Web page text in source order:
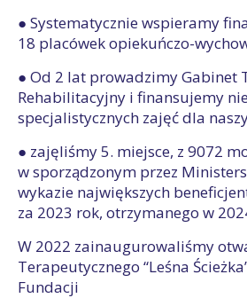
● Systematycznie wspieramy
18 placówek opiekuńczo-
● Od 2 lat prowadzimy Gabinet
Rehabilitacyjny i finansujemy
specjalistycznych zajęć dla
● zajęliśmy 5. miejsce, z 9072
w sporządzonym przez
wykazie największych
za 2023 rok, otrzymanego w
W 2022 zainaugurowaliśmy
Terapeutycznego “Leśna
Fundacji